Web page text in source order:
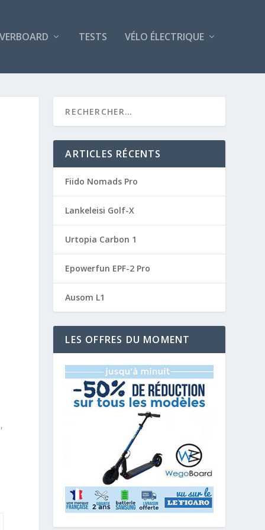
TESTS VÉLO ÉLECTRIQUE
ARTICLES RÉCENTS
Fiido Nomads Pro
Lankeleisi Golf-X
Urtopia Carbon 1
Epowerfun EPF-2 Pro
Ausom L1
LES OFFRES DU MOMENT